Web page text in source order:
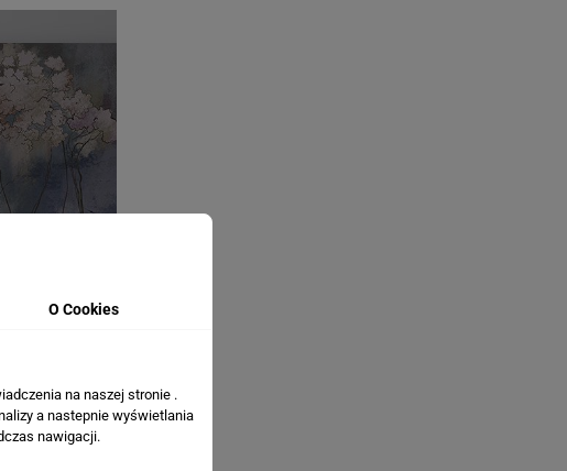
O Cookies
na naszej stronie .
a nastepnie wyświetlania
nawigacji.